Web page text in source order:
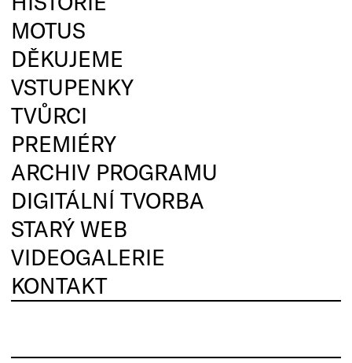
MOTUS
DĚKUJEME
VSTUPENKY
TVŮRCI
PREMIÉRY
ARCHIV PROGRAMU
DIGITÁLNÍ TVORBA
STARÝ WEB
VIDEOGALERIE
KONTAKT